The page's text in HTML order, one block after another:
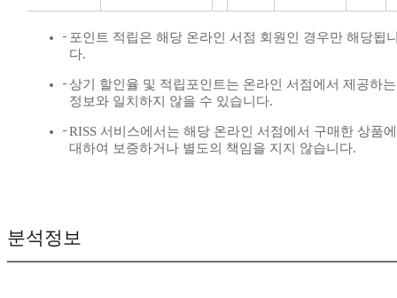
포인트 적립은 해당 온라인 서점 회원인 경우만 해당됩
다.
상기 할인율 및 적립포인트는 온라인 서점에서 제공하는
정보와 일치하지 않을 수 있습니다.
RISS 서비스에서는 해당 온라인 서점에서 구매한 상품에
대하여 보증하거나 별도의 책임을 지지 않습니다.
분석정보